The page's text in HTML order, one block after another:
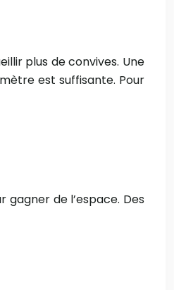
plus de convives. Une
est suffisante. Pour
de l’espace. Des